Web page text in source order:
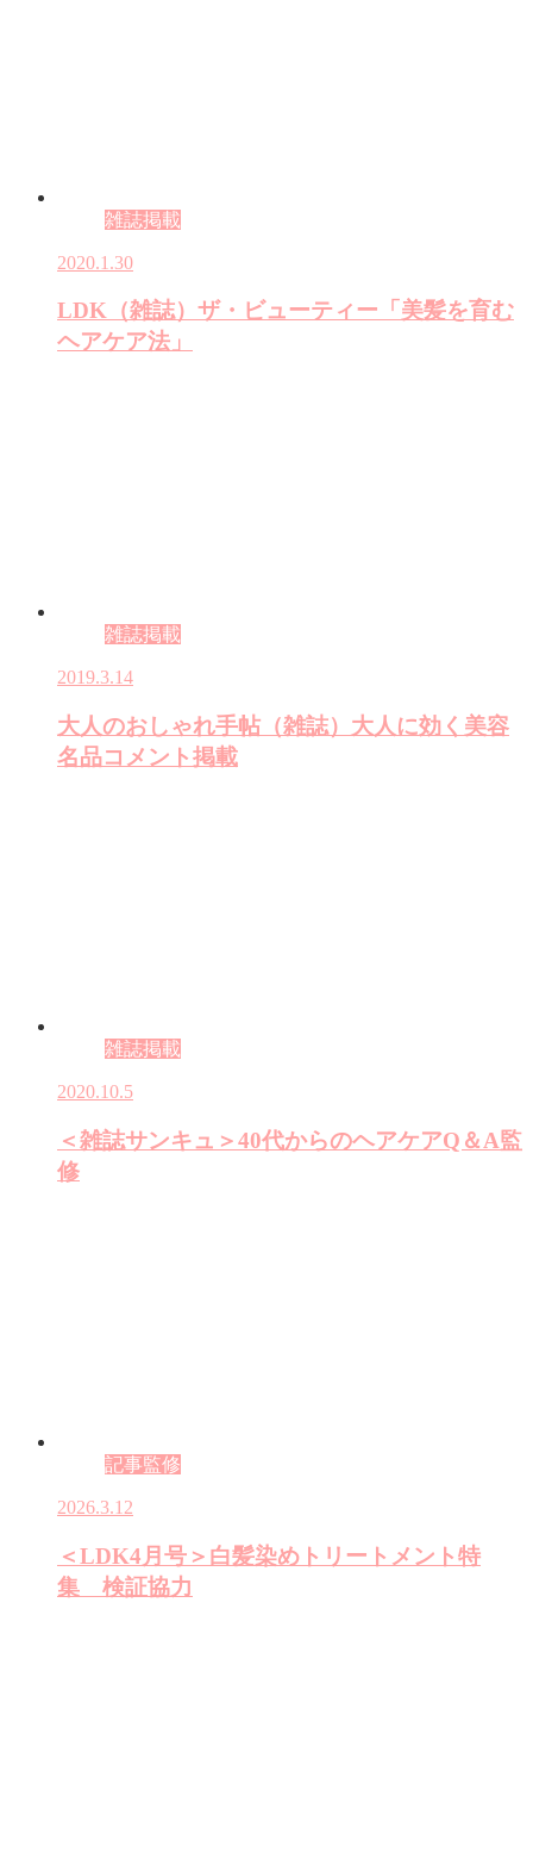
雑誌掲載
2020.1.30
LDK（雑誌）ザ・ビューティー「美髪を育む
ヘアケア法」
雑誌掲載
2019.3.14
大人のおしゃれ手帖（雑誌）大人に効く美容
名品コメント掲載
雑誌掲載
2020.10.5
＜雑誌サンキュ＞40代からのヘアケアQ＆A監
修
記事監修
2026.3.12
＜LDK4月号＞白髪染めトリートメント特
集 検証協力